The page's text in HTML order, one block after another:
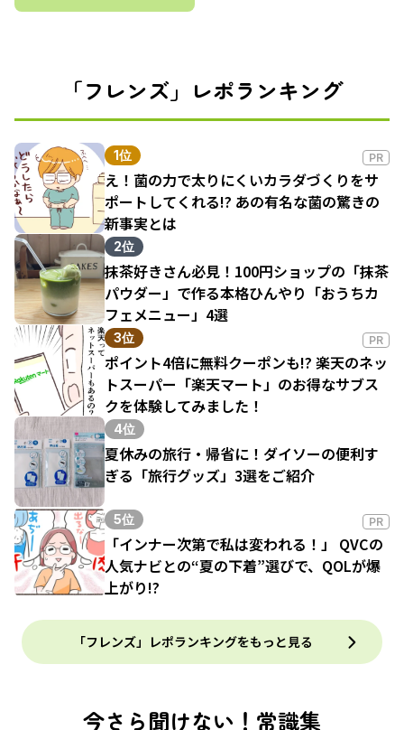
「フレンズ」レポランキング
1位 PR
え！菌の力で太りにくいカラダづくりをサ
ポートしてくれる!? あの有名な菌の驚きの
新事実とは
2位
抹茶好きさん必見！100円ショップの「抹茶
パウダー」で作る本格ひんやり「おうちカ
フェメニュー」4選
3位 PR
ポイント4倍に無料クーポンも!? 楽天のネッ
トスーパー「楽天マート」のお得なサブス
クを体験してみました！
4位
夏休みの旅行・帰省に！ダイソーの便利す
ぎる「旅行グッズ」3選をご紹介
5位 PR
「インナー次第で私は変われる！」 QVCの
人気ナビとの“夏の下着”選びで、QOLが爆
上がり!?
「フレンズ」レポランキングをもっと見る
今さら聞けない！常識集